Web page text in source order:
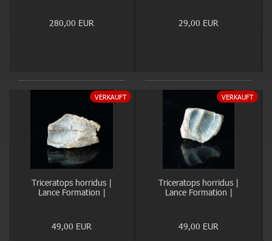
280,00 EUR 29,00 EUR
VERKAUFT
Triceratops horridus |
Lance Formation |
49,00 EUR
VERKAUFT
Triceratops horridus |
Lance Formation |
49,00 EUR